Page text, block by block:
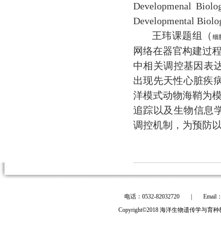
Developmenal
Developmental
王玮课题组（ 细
网络在器官构建过
中相关调控基因表
出现先天性心脏疾
洋模式动物海鞘为
追踪以及生物信息
调控机制，为预防
电话：0532-82032720
Email
Copyright©2018 海洋生物遗传学与育种